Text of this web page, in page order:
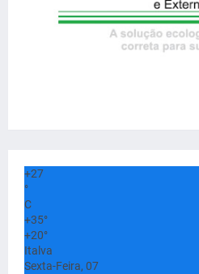
+27
°
C
+35°
+20°
Italva
Sexta-Feira, 07